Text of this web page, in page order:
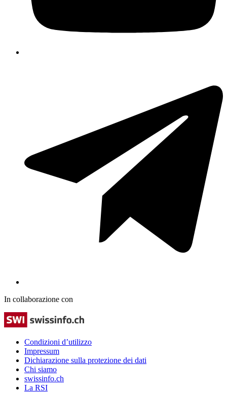
In collaborazione con
Condizioni d’utilizzo
Impressum
Dichiarazione sulla protezione dei dati
Chi siamo
swissinfo.ch
La RSI